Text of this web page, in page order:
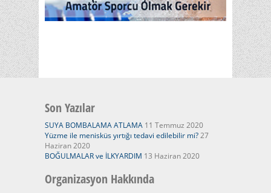
Son Yazılar
SUYA BOMBALAMA ATLAMA 11 Temmuz 2020
Yüzme ile menisküs yırtığı tedavi edilebilir mi?27
Haziran 2020
BOĞULMALAR ve İLKYARDIM 13 Haziran 2020
Organizasyon Hakkında